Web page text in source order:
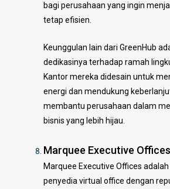
bagi perusahaan yang ingin
tetap efisien.
Keunggulan lain dari GreenHub
dedikasinya terhadap ramah
Kantor mereka didesain untuk
energi dan mendukung
membantu perusahaan dalam
bisnis yang lebih hijau.
Marquee Executive Offices
Marquee Executive Offices
penyedia virtual office dengan